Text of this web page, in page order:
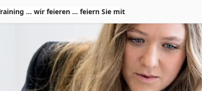
... wir feieren ... feiern Sie mit